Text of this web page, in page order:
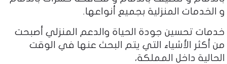
و الخدمات المنزلية بجميع أنواعها.
خدمات تحسين جودة الحياة والدعم المنزلي أصبحت
من أكثر الأشياء التي يتم البحث عنها في الوقت
الحالية داخل المملكة،